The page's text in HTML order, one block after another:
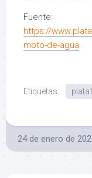
Fuente:
https://
moto-de-agua
Etiquetas:
24 de enero de